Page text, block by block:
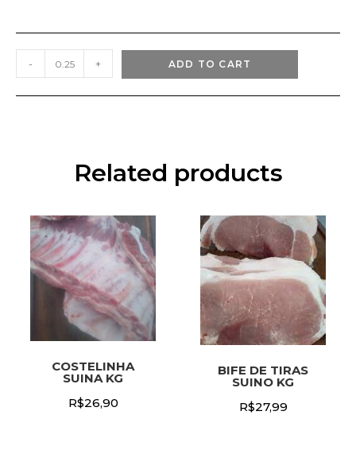
PANCETA
KG
quantity
- + ADD TO CART
Related products
COSTELINHA
SUINA KG
R$26,90
BIFE DE TIRAS
SUINO KG
R$27,99